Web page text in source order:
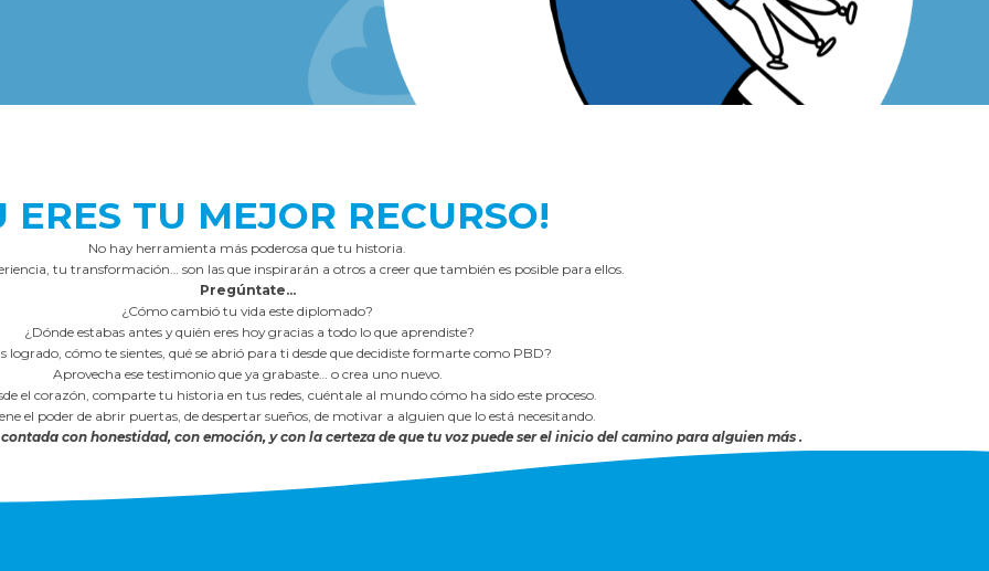
ERES TU MEJOR RECURSO!
No hay herramienta más poderosa que tu historia.
tu transformación… son las que inspirarán a otros a creer que también es posible para ellos.
Pregúntate...
¿Cómo cambió tu vida este diplomado?
¿Dónde estabas antes y quién eres hoy gracias a todo lo que aprendiste?
logrado, cómo te sientes, qué se abrió para ti desde que decidiste formarte como PBD?
Aprovecha ese testimonio que ya grabaste… o crea uno nuevo.
el corazón, comparte tu historia en tus redes, cuéntale al mundo cómo ha sido este proceso.
el poder de abrir puertas, de despertar sueños, de motivar a alguien que lo está necesitando.
con honestidad, con emoción, y con la certeza de que tu voz puede ser el inicio del camino para alguien más .